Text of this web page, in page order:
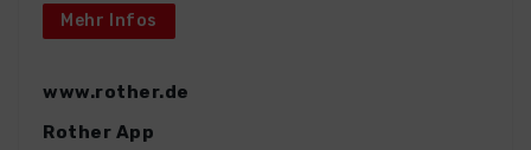
Mehr Infos
www.rother.de
Rother App